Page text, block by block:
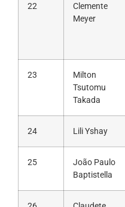
22
Clemente
Meyer
23
Milton
Tsutomu
Takada
24 Lili Yshay
25
João Paulo
Baptistella